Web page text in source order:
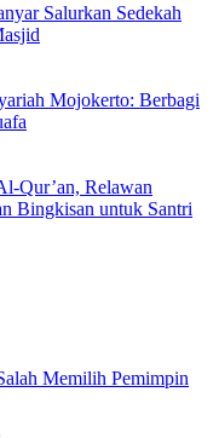
Salurkan Sedekah
Mojokerto: Berbagi
Qur’an, Relawan
Bingkisan untuk Santri
Memilih Pemimpin